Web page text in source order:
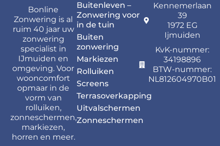
Bonline
Zonwering is al
ruim 40 jaar uw
zonwering
specialist in
IJmuiden en
omgeving. Voor
wooncomfort
opmaar in de
vorm van
rolluiken,
zonneschermen,
markiezen,
horren en meer.
Buitenleven –
Zonwering voor
in de tuin
Buiten
zonwering
Markiezen
Rolluiken
Screens
Terrasoverkapping
Uitvalschermen
Zonneschermen
Kennemerlaan
39
1972 EG
Ijmuiden
KvK-nummer:
34198896
BTW-nummer:
NL812604970B01